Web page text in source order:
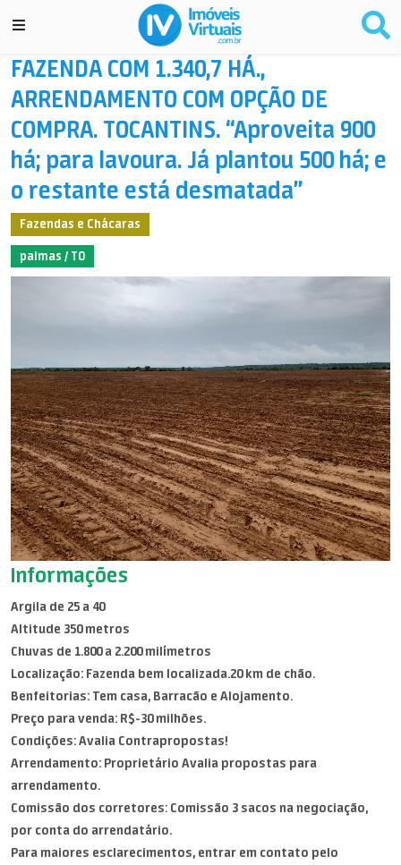
FAZENDA COM 1.340,7 HÁ.,
ARRENDAMENTO COM OPÇÃO DE
COMPRA. TOCANTINS. “Aproveita 900
há; para lavoura. Já plantou 500 há; e
o restante está desmatada”
Fazendas e Chácaras
palmas / TO
Informações
Argila de 25 a 40
Altitude 350 metros
Chuvas de 1.800 a 2.200 milímetros
Localização: Fazenda bem localizada.20 km de chão.
Benfeitorias: Tem casa, Barracão e Alojamento.
Preço para venda: R$-30 milhões.
Condições: Avalia Contrapropostas!
Arrendamento: Proprietário Avalia propostas para
arrendamento.
Comissão dos corretores: Comissão 3 sacos na negociação,
por conta do arrendatário.
Para maiores esclarecimentos, entrar em contato pelo